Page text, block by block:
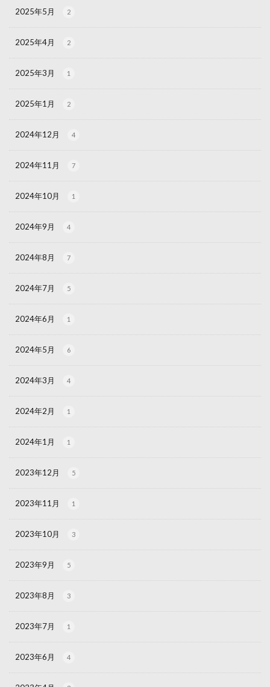
2025年5月 2
2025年4月 2
2025年3月 1
2025年1月 2
2024年12月 4
2024年11月 7
2024年10月 1
2024年9月 4
2024年8月 7
2024年7月 5
2024年6月 1
2024年5月 6
2024年3月 4
2024年2月 1
2024年1月 1
2023年12月 5
2023年11月 1
2023年10月 3
2023年9月 5
2023年8月 3
2023年7月 1
2023年6月 4